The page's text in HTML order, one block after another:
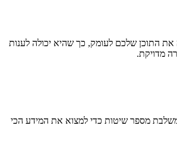
התוכן שלכם לעומק, כך שהיא יכולה לענות
מדויקת.
מספר שיטות כדי למצוא את המידע הכי